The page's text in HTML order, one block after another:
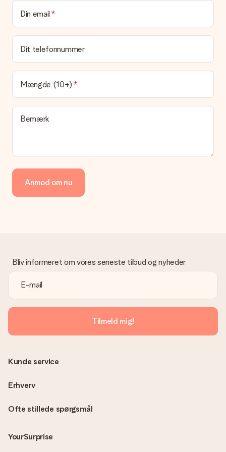
Kan jeg vælge en leveringsdato?
Det er ikke muligt at vælge en bestemt leveringsdato.
Hvad er leveringstiden, og hvornår modtager jeg min
gave?
Leveringstiden findes på gavens produktside. Du kan stole på,
at vores postfirma leverer din gave på denne dag.
Hvilke leveringsmuligheder kan jeg vælge?
I øjeblikket er det ikke (endnu) muligt at vælge en
leveringsindstilling. Den gave, du vil bestille, sendes enten som
en pakke eller som postkasse levering. Vil du gerne vide
hvilken måde din ordre sendes på? Kontakt venligst vores
Vi tilbyder følgende betalingsmetoder: Dankort, Paypal,
kreditkort, faktura via Klarna eller bankoverførsel. I tilfælde af
manuel betaling overførsel, skal du tage højde for en ekstra 3
venligst vores kundeservice, de hjælper gerne med at finde en
passende løsning.
Er fakturaen sendt sammen med ordren?
Ingen faktura sendes med din ordre. Du modtager altid
fakturaen i bekræftelsesemailen, og du kan altid finde den i din
MySurprise-konto. Det betyder at du kan få gaven leveret
direkte til modtageren, hvilket gør det til en sand
overraskelse!
Din email
Dit telefonnummer
Mængde (10+)
Bemærk
Anmod om nu
Bliv informeret om vores seneste tilbud og nyheder
Tilmeld mig!
Ofte stillede spørgsmål
YourSurprise
Kunde service
Erhverv